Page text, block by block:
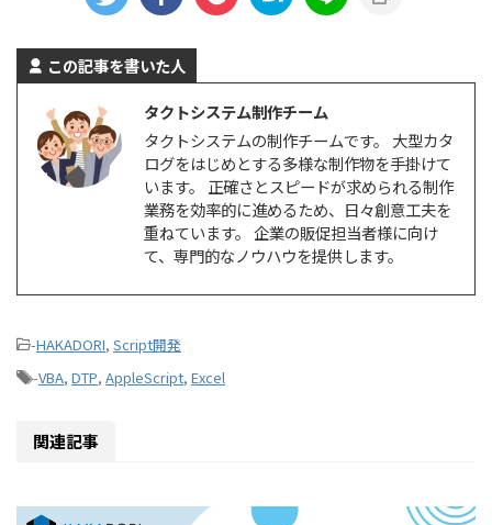
この記事を書いた人
タクトシステム制作チーム
タクトシステムの制作チームです。 大型カタ
ログをはじめとする多様な制作物を手掛けて
います。 正確さとスピードが求められる制作
業務を効率的に進めるため、日々創意工夫を
重ねています。 企業の販促担当者様に向け
て、専門的なノウハウを提供します。
-HAKADORI, Script開発
-VBA, DTP, AppleScript, Excel
関連記事